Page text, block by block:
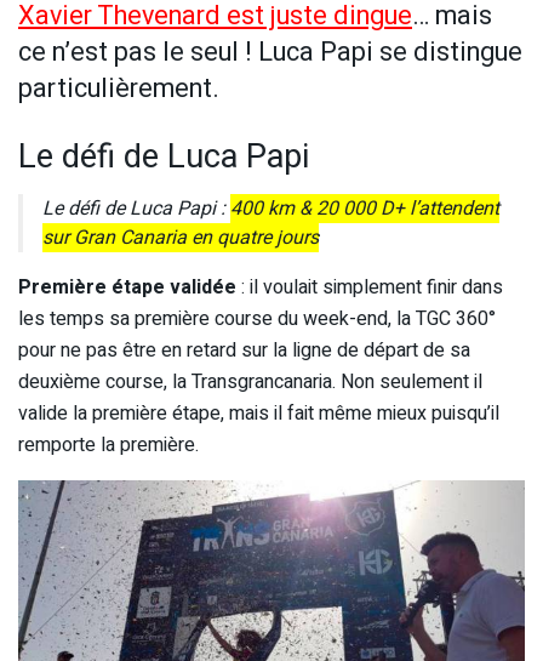
Xavier Thevenard est juste dingue… mais
ce n’est pas le seul ! Luca Papi se distingue
particulièrement.
Le défi de Luca Papi
Le défi de Luca Papi :400 km & 20 000 D+ l’attendent
sur Gran Canaria en quatre jours
Première étape validée : il voulait simplement finir dans
les temps sa première course du week-end, la TGC 360°
pour ne pas être en retard sur la ligne de départ de sa
deuxième course, la Transgrancanaria. Non seulement il
valide la première étape, mais il fait même mieux puisqu’il
remporte la première.